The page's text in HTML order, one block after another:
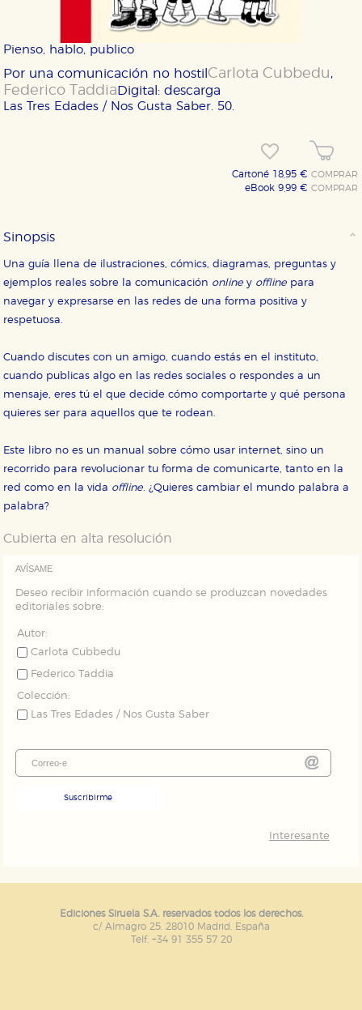
Pienso, hablo, publico
Por una comunicación no hostilCarlota Cubbedu,
Federico Taddia
Las Tres Edades / Nos Gusta Saber. 50.
Digital: descarga
Cartoné 18,95 €COMPRAR
eBook 9,99 €COMPRAR
Sinopsis
Una guía llena de ilustraciones, cómics, diagramas, preguntas y
ejemplos reales sobre la comunicación online y offline para
navegar y expresarse en las redes de una forma positiva y
respetuosa.
Cuando discutes con un amigo, cuando estás en el instituto,
cuando publicas algo en las redes sociales o respondes a un
mensaje, eres tú el que decide cómo comportarte y qué persona
quieres ser para aquellos que te rodean.
Este libro no es un manual sobre cómo usar internet, sino un
recorrido para revolucionar tu forma de comunicarte, tanto en la
red como en la vida offline. ¿Quieres cambiar el mundo palabra a
palabra?
Cubierta en alta resolución
AVÍSAME
Deseo recibir información cuando se produzcan novedades
editoriales sobre:
Autor:
Carlota Cubbedu
Federico Taddia
Colección:
Las Tres Edades / Nos Gusta Saber
Suscribirme
Interesante
Ediciones Siruela S.A. reservados todos los derechos.
c/ Almagro 25. 28010 Madrid. España
Telf. +34 91 355 57 20
Cookies necesarias
Estas cookies son necesarias para que nuestro sitio
nuestro sistema. Es posible hacerlo desde el
correctamente.
Cookies de rendimiento y analíticas
Estas cookies se utilizan para mejorar su experiencia
servicios para que no tenga que reconfigurarlos cada
vez que nos visita. La información es agregada y, por lo
Estas cookies son gestionadas por nuestros socios
publicitarios y se utilizan para mostrar publicidad
navegador y dispositivo de internet.
Puede consultar nuestra